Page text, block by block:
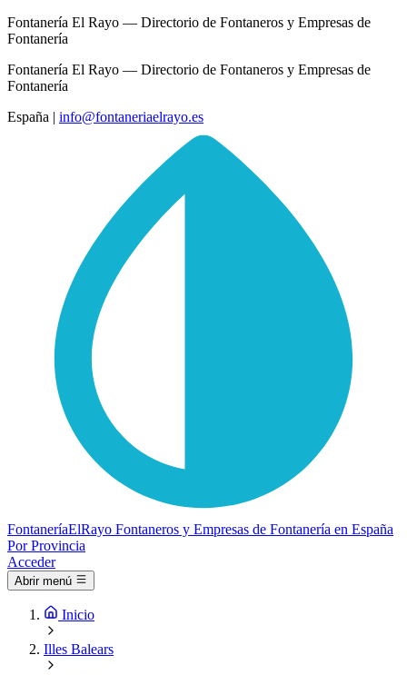
Fontanería El Rayo — Directorio de Fontaneros y Empresas de
Fontanería
Fontanería El Rayo — Directorio de Fontaneros y Empresas de
Fontanería
España | info@fontaneriaelrayo.es
FontaneríaElRayo Fontaneros y Empresas de Fontanería en España
Por Provincia
Acceder
Abrir menú
Inicio
Illes Balears